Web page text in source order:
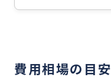
費用相場の目安